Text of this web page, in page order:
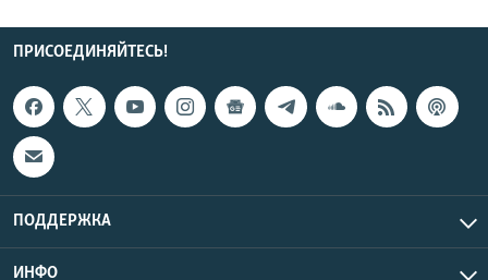
ПРИСОЕДИНЯЙТЕСЬ!
ПОДДЕРЖКА
ИНФО